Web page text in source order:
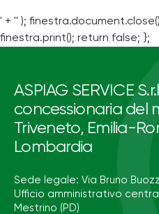
' + '' );
finestra.print(); return false; };
ASPIAG SERVICE
concessionaria del
Triveneto, Emilia-
Lombardia
Sede legale: Via Bruno
Ufficio amministrativo
Mestrino (PD)